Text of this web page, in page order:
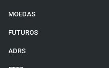
MOEDAS
FUTUROS
ADRS